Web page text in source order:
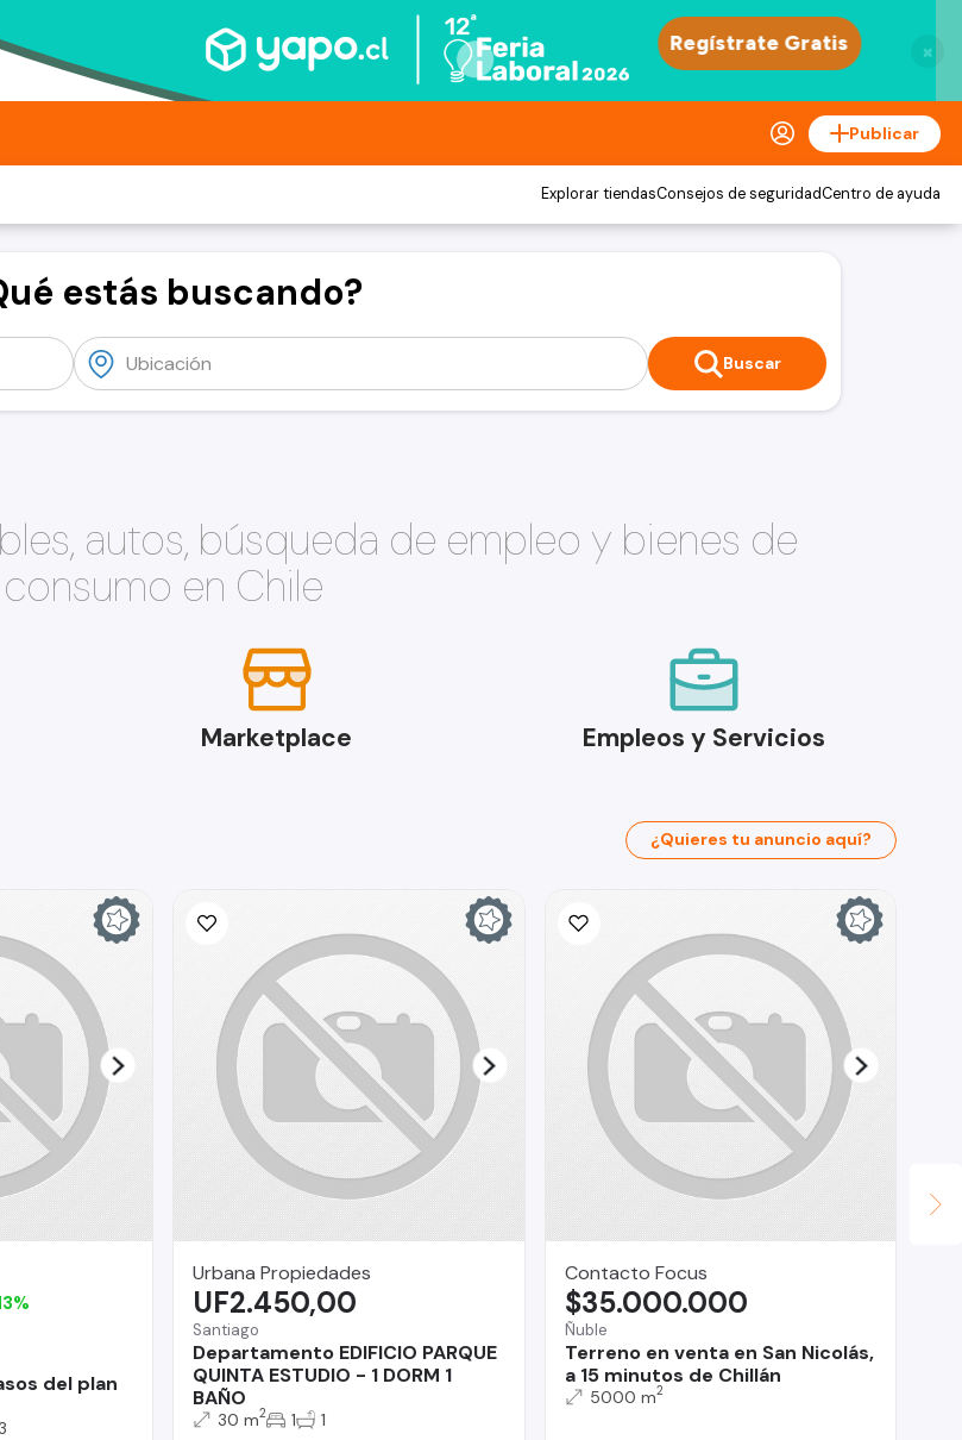
×
Publicar
Explorar tiendasConsejos de seguridadCentro de ayuda
estás buscando?
Buscar
autos, búsqueda de empleo y bienes de
consumo en Chile
Marketplace Empleos y Servicios
¿Quieres tu anuncio aquí?
del plan
3
Urbana Propiedades
Santiago
Departamento EDIFICIO PARQUE
QUINTA ESTUDIO - 1 DORM 1
BAÑO
UF2.450,00
30 m2 1 1
Contacto Focus
Ñuble
Terreno en venta en San Nicolás,
a 15 minutos de Chillán
$35.000.000
5000 m2